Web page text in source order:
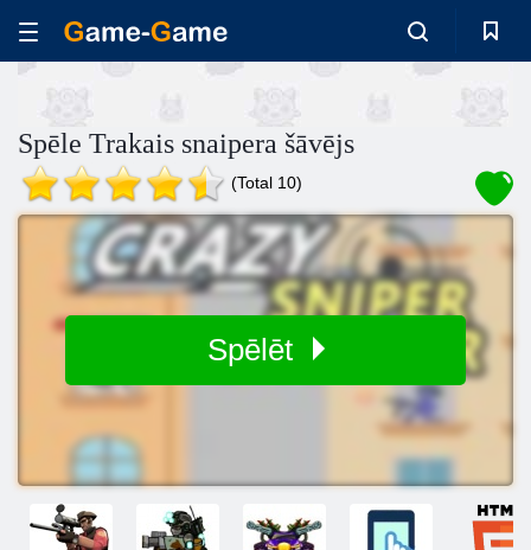
Spēle Trakais snaipera šāvējs
(Total 10)
Spēlēt